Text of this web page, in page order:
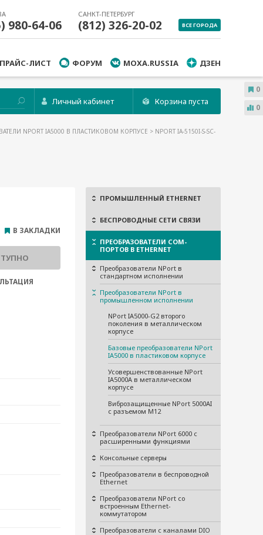
980-64-06
САНКТ-ПЕТЕРБУРГ
(812) 326-20-02 ВСЕ ГОРОДА
ПРАЙС-ЛИСТ ФОРУМ MOXA.RUSSIA ДЗЕН
Личный кабинет Корзина пуста
NPORT IA5000 В ПЛАСТИКОВОМ КОРПУСЕ > NPORT IA-5150I-S-SC-
ПРОМЫШЛЕННЫЙ ETHERNET
БЕСПРОВОДНЫЕ СЕТИ СВЯЗИ
ПРЕОБРАЗОВАТЕЛИ COM-
ПОРТОВ В ETHERNET
Преобразователи NPort в
стандартном исполнении
Преобразователи NPort в
промышленном исполнении
NPort IA5000-G2 второго
поколения в металлическом
корпусе
Базовые преобразователи NPort
IA5000 в пластиковом корпусе
Усовершенствованные NPort
IA5000A в металлическом
корпусе
Виброзащищенные NPort 5000AI
с разъемом M12
Преобразователи NPort 6000 с
расширенными функциями
Консольные серверы
Преобразователи в беспроводной
Ethernet
Преобразователи NPort со
встроенным Ethernet-
коммутатором
Преобразователи с каналами DIO
В ЗАКЛАДКИ
0
0